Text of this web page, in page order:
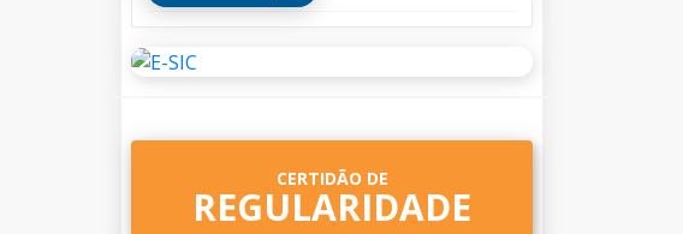
CERTIDÃO DE
REGULARIDADE